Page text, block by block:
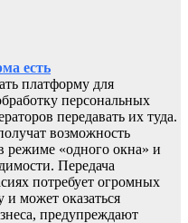
есть
платформу для
персональных
передавать их туда.
возможность
режиме «одного окна» и
Передача
потребует огромных
и может оказаться
предупреждают